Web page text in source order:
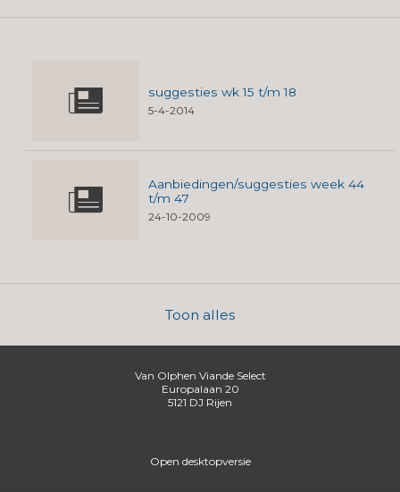
suggesties wk 15 t/m 18
5-4-2014
Aanbiedingen/suggesties week 44
t/m 47
24-10-2009
Toon alles
Van Olphen Viande Select
Europalaan 20
5121 DJ Rijen
Open desktopversie